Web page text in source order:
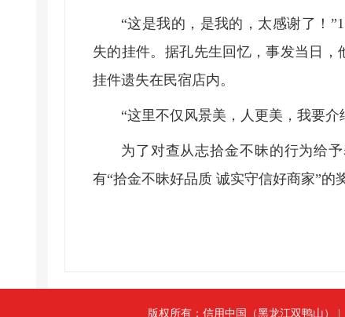
“这是我的，是我的，太感谢了！
失的挂件。据孔先生回忆，事发当日
挂件遗失在民宿店内。
“这里不仅风景美，人更美，我要介
为了对查从志拾金不昧的行为给
有“拾金不昧好品质 诚实守信好商家”的
版权所有：信用中国（黑龙江双鸭山） |